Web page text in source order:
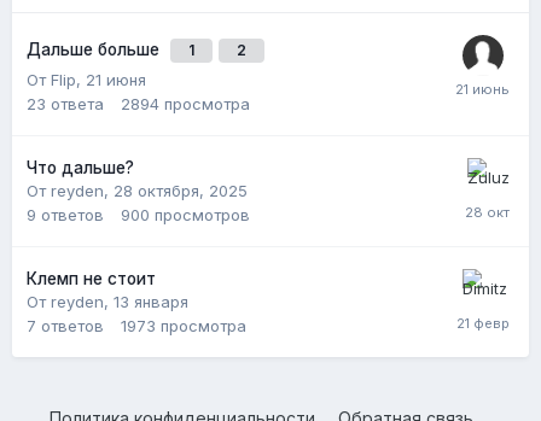
Дальше больше 1 2
От Flip, 21 июня
23 ответа 2894 просмотра
Что дальше?
От reyden, 28 октября, 2025
9 ответов 900 просмотров
Клемп не стоит
От reyden, 13 января
7 ответов 1973 просмотра